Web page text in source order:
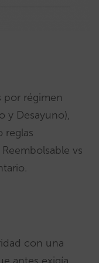
por régimen
y Desayuno),
reglas
vs
con una